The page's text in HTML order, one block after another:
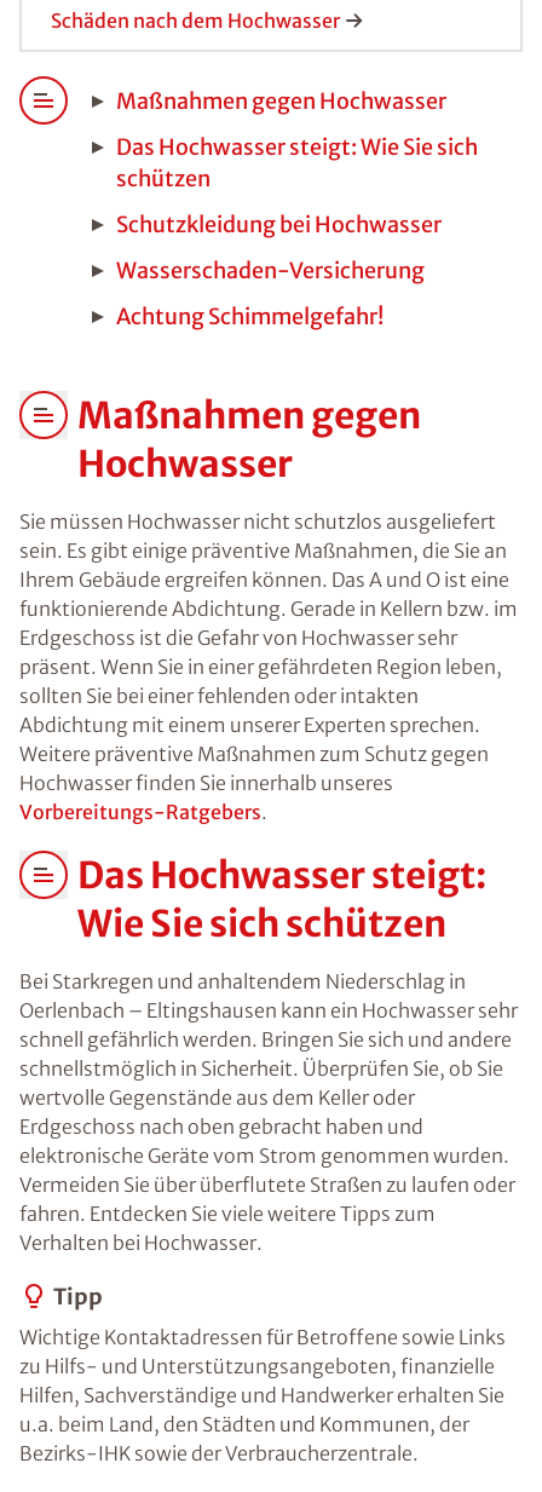
Schäden nach dem Hochwasser
Maßnahmen gegen Hochwasser
Das Hochwasser steigt: Wie Sie sich
schützen
Schutzkleidung bei Hochwasser
Wasserschaden-Versicherung
Achtung Schimmelgefahr!
Maßnahmen gegen
Hochwasser
Sie müssen Hochwasser nicht schutzlos ausgeliefert
sein. Es gibt einige präventive Maßnahmen, die Sie an
Ihrem Gebäude ergreifen können. Das A und O ist eine
funktionierende Abdichtung. Gerade in Kellern bzw. im
Erdgeschoss ist die Gefahr von Hochwasser sehr
präsent. Wenn Sie in einer gefährdeten Region leben,
sollten Sie bei einer fehlenden oder intakten
Abdichtung mit einem unserer Experten sprechen.
Weitere präventive Maßnahmen zum Schutz gegen
Hochwasser finden Sie innerhalb unseres
Vorbereitungs-Ratgebers.
Das Hochwasser steigt:
Wie Sie sich schützen
Bei Starkregen und anhaltendem Niederschlag in
Oerlenbach – Eltingshausen kann ein Hochwasser sehr
schnell gefährlich werden. Bringen Sie sich und andere
schnellstmöglich in Sicherheit. Überprüfen Sie, ob Sie
wertvolle Gegenstände aus dem Keller oder
Erdgeschoss nach oben gebracht haben und
elektronische Geräte vom Strom genommen wurden.
Vermeiden Sie über überflutete Straßen zu laufen oder
fahren. Entdecken Sie viele weitere Tipps zum
Verhalten bei Hochwasser.
Tipp
Wichtige Kontaktadressen für Betroffene sowie Links
zu Hilfs- und Unterstützungsangeboten, finanzielle
Hilfen, Sachverständige und Handwerker erhalten Sie
u.a. beim Land, den Städten und Kommunen, der
Bezirks-IHK sowie der Verbraucherzentrale.